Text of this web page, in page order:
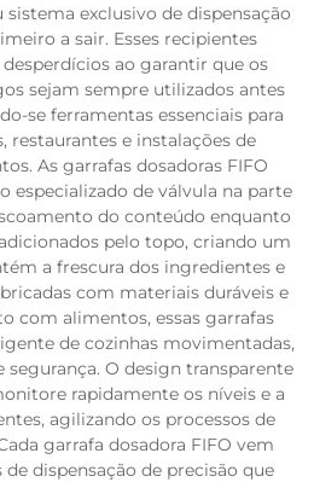
exclusivo de dispensação
a sair. Esses recipientes
ao garantir que os
sejam sempre utilizados antes
se ferramentas essenciais para
restaurantes e instalações de
As garrafas dosadoras FIFO
especializado de válvula na parte
do conteúdo enquanto
pelo topo, criando um
a frescura dos ingredientes e
com materiais duráveis e
com alimentos, essas garrafas
de cozinhas movimentadas,
segurança. O design transparente
rapidamente os níveis e a
agilizando os processos de
garrafa dosadora FIFO vem
dispensação de precisão que